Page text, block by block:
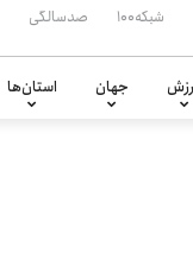
شبکه۱۰۰ صدسالگی
جهان استان‌ها